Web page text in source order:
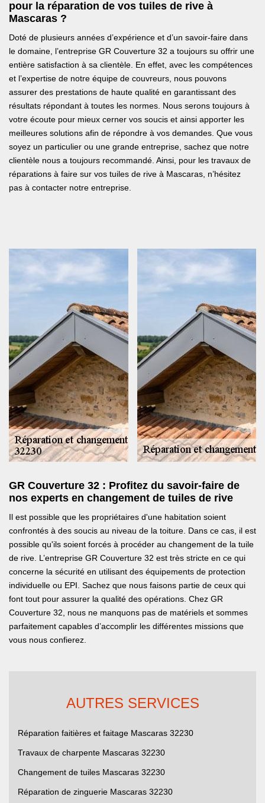
pour la réparation de vos tuiles de rive à
Mascaras ?
Doté de plusieurs années d’expérience et d’un savoir-faire dans
le domaine, l’entreprise GR Couverture 32 a toujours su offrir une
entière satisfaction à sa clientèle. En effet, avec les compétences
et l’expertise de notre équipe de couvreurs, nous pouvons
assurer des prestations de haute qualité en garantissant des
résultats répondant à toutes les normes. Nous serons toujours à
votre écoute pour mieux cerner vos soucis et ainsi apporter les
meilleures solutions afin de répondre à vos demandes. Que vous
soyez un particulier ou une grande entreprise, sachez que notre
clientèle nous a toujours recommandé. Ainsi, pour les travaux de
réparations à faire sur vos tuiles de rive à Mascaras, n’hésitez
pas à contacter notre entreprise.
GR Couverture 32 : Profitez du savoir-faire de
nos experts en changement de tuiles de rive
Il est possible que les propriétaires d'une habitation soient
confrontés à des soucis au niveau de la toiture. Dans ce cas, il est
possible qu'ils soient forcés à procéder au changement de la tuile
de rive. L’entreprise GR Couverture 32 est très stricte en ce qui
concerne la sécurité en utilisant des équipements de protection
individuelle ou EPI. Sachez que nous faisons partie de ceux qui
font tout pour assurer la qualité des opérations. Chez GR
Couverture 32, nous ne manquons pas de matériels et sommes
parfaitement capables d’accomplir les différentes missions que
vous nous confierez.
AUTRES SERVICES
Réparation faitières et faitage Mascaras 32230
Travaux de charpente Mascaras 32230
Changement de tuiles Mascaras 32230
Réparation de zinguerie Mascaras 32230